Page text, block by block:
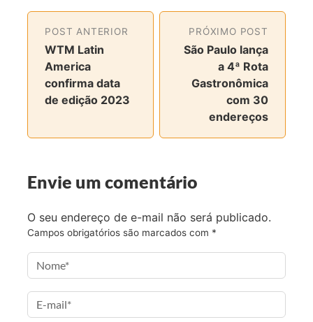
h
a
r
n
o
F
o
k
h
a
r
n
o
T
e
h
a
r
o
I
g
a
m
h
a
a
i
POST ANTERIOR
WTM Latin
America
confirma data
de edição 2023
PRÓXIMO POST
São Paulo lança
a 4ª Rota
Gastronômica
com 30
endereços
Envie um comentário
O seu endereço de e-mail não será publicado.
Campos obrigatórios são marcados com *